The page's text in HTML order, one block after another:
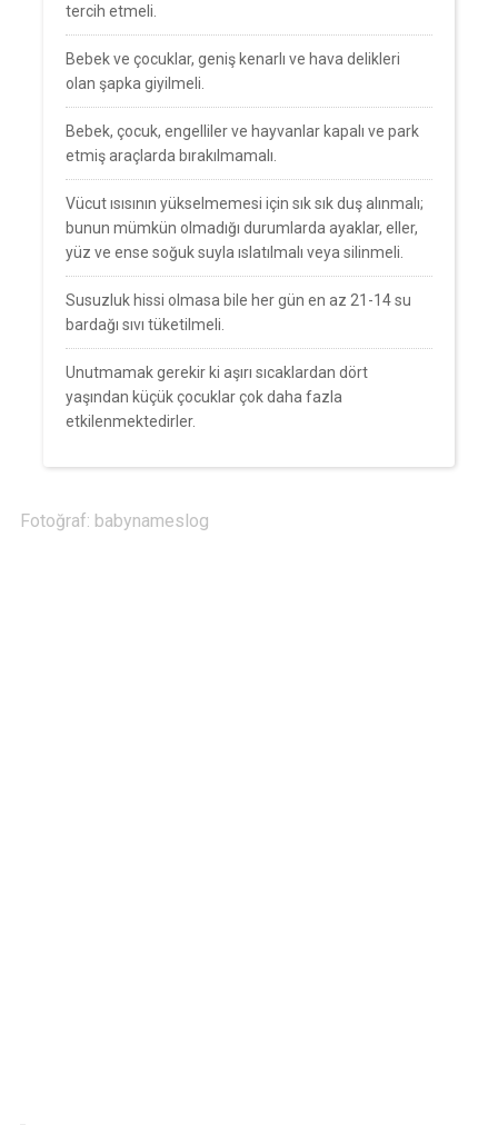
tercih etmeli.
Bebek ve çocuklar, geniş kenarlı ve hava delikleri
olan şapka giyilmeli.
Bebek, çocuk, engelliler ve hayvanlar kapalı ve park
etmiş araçlarda bırakılmamalı.
Vücut ısısının yükselmemesi için sık sık duş alınmalı;
bunun mümkün olmadığı durumlarda ayaklar, eller,
yüz ve ense soğuk suyla ıslatılmalı veya silinmeli.
Susuzluk hissi olmasa bile her gün en az 21-14 su
bardağı sıvı tüketilmeli.
Unutmamak gerekir ki aşırı sıcaklardan dört
yaşından küçük çocuklar çok daha fazla
etkilenmektedirler.
Fotoğraf: babynameslog